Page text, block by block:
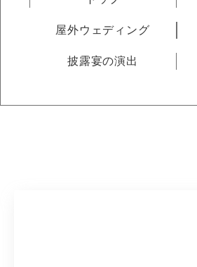
屋外ウェディング
披露宴の演出